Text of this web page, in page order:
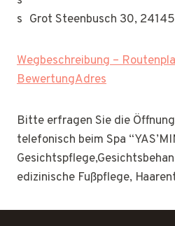
Grot Steenbusch 30,
Wegbeschreibung –
BewertungAdres
Bitte erfragen Sie die
telefonisch beim Spa
edizinische Fußpflege,